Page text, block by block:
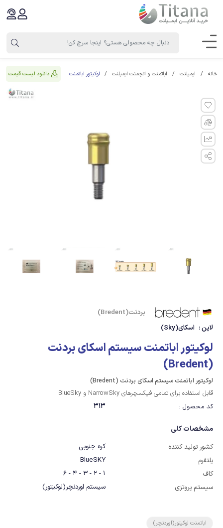
خانه ایمپلنت اباتمنت و اتچمنت ایمپلنت لوکیتور اباتمنت دانلود لیست قیمت
بردنت(Bredent)
لاین : اسکای(Sky)
لوکیتور اباتمنت سیستم اسکای بردنت
(Bredent)
لوکیتور اباتمنت سیستم اسکای بردنت (Bredent)
قابل استفاده برای تمامی فیکسچرهای NarrowSky و BlueSky
کد محصول :
313
مشخصات کلی
کشور تولید کننده
کره جنوبی
پلتفرم
BlueSKY
کاف
1 - 2 - 3 - 4 - 6
سیستم پروتزی
سیستم اوردنچر(لوکیتور)
اباتمنت لوکیتور(اوردنچر)